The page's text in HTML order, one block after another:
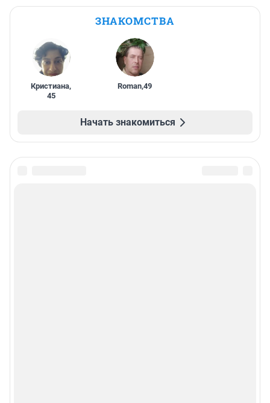
ЗНАКОМСТВА
Кристиана,
45
Roman,49
Начать знакомиться